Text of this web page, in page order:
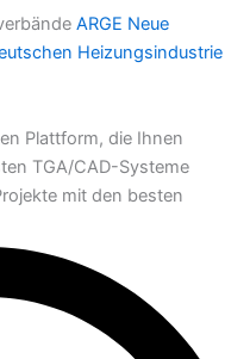
ARGE Neue
Heizungsindustrie
Plattform, die Ihnen
TGA/CAD-Systeme
mit den besten